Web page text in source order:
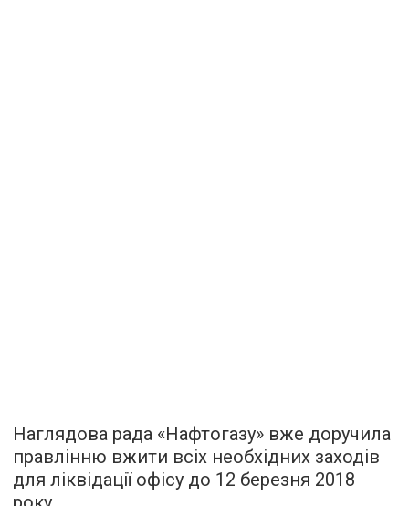
Наглядова рада «Нафтогазу» вже доручила
правлінню вжити всіх необхідних заходів
для ліквідації офісу до 12 березня 2018